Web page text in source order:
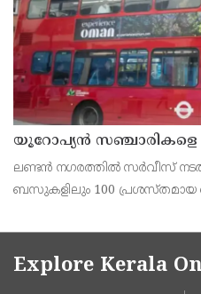
യൂറോപ്യന്‍ സഞ്ചാരികളെ
ലണ്ടന്‍ നഗരത്തില്‍ സര്‍വീസ്
ബസുകളിലും 100 പ്രശസ്തമായ
പതിപ്പിച്ചിരിക്കുന്നത്.
Explore Kerala